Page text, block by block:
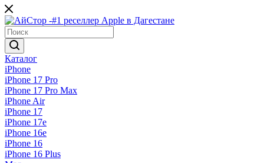
Каталог
iPhone
iPhone 17 Pro
iPhone 17 Pro Max
iPhone Air
iPhone 17
iPhone 17e
iPhone 16e
iPhone 16
iPhone 16 Plus